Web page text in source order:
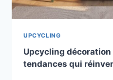
UPCYCLING
Upcycling décoration
tendances qui